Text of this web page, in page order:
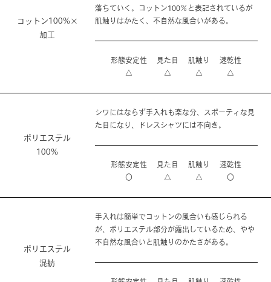
コットン100%×
加工
落ちていく。コットン100％と表記されているが
肌触りはかたく、不自然な風合いがある。
形態安定性
△
見た目
△
肌触り
△
速乾性
△
ポリエステル
100%
シワにはならず手入れも楽な分、スポーティな見
た目になり、ドレスシャツには不向き。
形態安定性
〇
見た目
△
肌触り
△
速乾性
〇
ポリエステル
混紡
手入れは簡単でコットンの風合いも感じられる
が、ポリエステル部分が露出しているため、やや
不自然な風合いと肌触りのかたさがある。